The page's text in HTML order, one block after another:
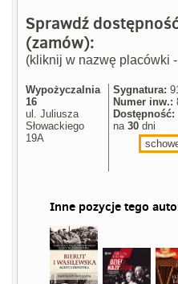
Sprawdź
(zamów):
(kliknij w nazwę placówki
Wypożyczalnia
16
ul. Juliusza
Słowackiego
19A
Sygnatura:
Numer inw.:
Dostępność:
na30 dni
Inne pozycje tego